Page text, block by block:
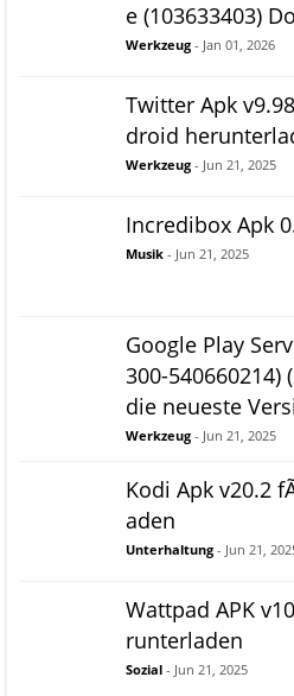
e (103633403)
Werkzeug - Jan 01, 2026
Twitter Apk
droid
Werkzeug - Jun 21, 2025
Incredibox Apk
Musik - Jun 21, 2025
Google Play
300-540660214)
die neueste
Werkzeug - Jun 21, 2025
Kodi Apk v20.2
aden
Unterhaltung - Jun 21,
Wattpad APK
runterladen
Sozial - Jun 21, 2025